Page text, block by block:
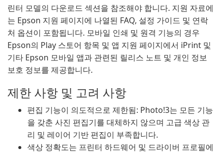
린터 모델의 다운로드 섹션을 참조해야 합니다. 지원 자료에
는 Epson 지원 페이지에 나열된 FAQ, 설정 가이드 및 연락
처 옵션이 포함됩니다. 모바일 인쇄 및 원격 기능의 경우
Epson의 Play 스토어 항목 및 앱 지원 페이지에서 iPrint 및
기타 Epson 모바일 앱과 관련된 릴리스 노트 및 개인 정보
보호 정보를 제공합니다.
제한 사항 및 고려 사항
편집 기능이 의도적으로 제한됨: Photo!3는 모든 기능
을 갖춘 사진 편집기를 대체하지 않으며 고급 색상 관
리 및 레이어 기반 편집이 부족합니다.
색상 정확도는 프린터 하드웨어 및 드라이버 프로필에